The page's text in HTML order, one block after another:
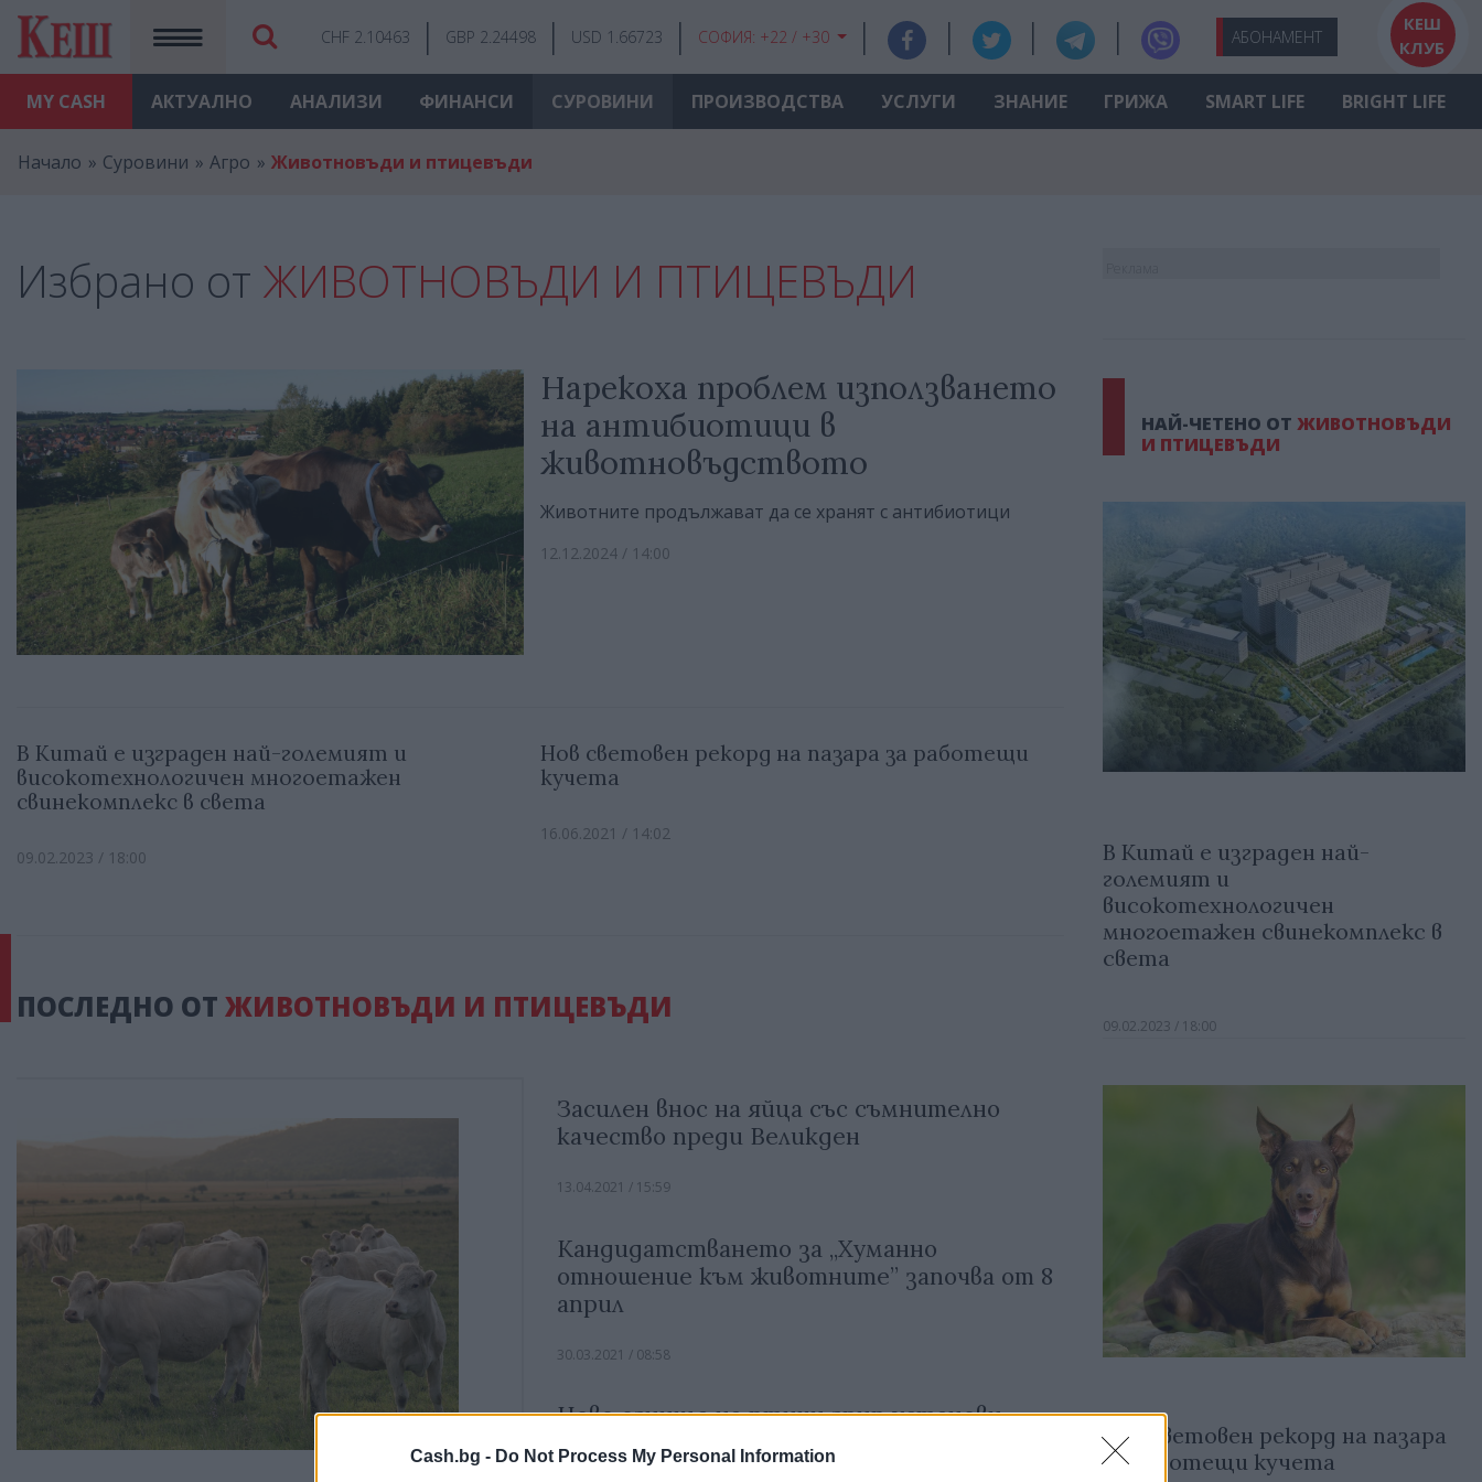
Cash.bg - Do Not Process My Personal Information
MY CASH
CHF 2.10463 GBP 2.24498 USD 1.66723 СОФИЯ: +22 / +30 АБОНАМЕНТ
КЕШ
КЛУБ
АКТУАЛНО АНАЛИЗИ ФИНАНСИ СУРОВИНИ ПРОИЗВОДСТВА УСЛУГИ ЗНАНИЕ ГРИЖА SMART LIFE BRIGHT LIFE
Начало Суровини Агро Животновъди и птицевъди
Избрано от ЖИВОТНОВЪДИ И ПТИЦЕВЪДИ
Нарекоха проблем използването
на антибиотици в
животновъдството
Животните продължават да се хранят с антибиотици
12.12.2024 / 14:00
В Китай е изграден най-големият и
високотехнологичен многоетажен
свинекомплекс в света
09.02.2023 / 18:00
Нов световен рекорд на пазара за работещи
кучета
16.06.2021 / 14:02
ПОСЛЕДНО ОТ ЖИВОТНОВЪДИ И ПТИЦЕВЪДИ
Засилен внос на яйца със съмнително
качество преди Великден
13.04.2021 / 15:59
Kандидатстването за „Хуманно
отношение към животните” започва от 8
април
30.03.2021 / 08:58
Ново огнище на птичи грип установи
БАБХ в Плевенско
НАЙ-ЧЕТЕНО ОТ ЖИВОТНОВЪДИ
И ПТИЦЕВЪДИ
В Китай е изграден най-
големият и
високотехнологичен
многоетажен свинекомплекс в
света
09.02.2023 / 18:00
Нов световен рекорд на пазара
за работещи кучета